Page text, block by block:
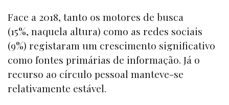
Face a 2018, tanto os motores de busca
(15%, naquela altura) como as redes sociais
(9%) registaram um crescimento significativo
como fontes primárias de informação. Já o
recurso ao círculo pessoal manteve-se
relativamente estável.